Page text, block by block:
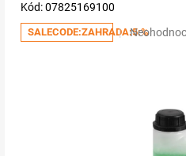
Kód:07825169100
SALECODE:ZAHRADA:5:%Průměrné
hvězdiček.